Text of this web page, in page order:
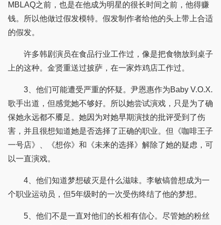
MBLAQ之前，也是在他成为明星的很长时间之前，他得赚
钱。所以他做过假发模特。假发制作者给他的头上带上合适
的假发。
许多韩剧演员在食品行业工作过，像是把食物放到桌子
上的这种。金贤重送过披萨，在一家炸鸡店工作过。
3、他们可能遭受严重的怀疑。尹恩惠作为Baby V.O.X.
歌手出道，但感觉她不够好。所以她尝试演戏，只是为了确
保她永远都不餍足。她因为对她早期演技的批评受到了伤
害，并且很想知道她是否选择了正确的职业。但《咖啡王子
一号店》、《想你》和《未来的选择》解除了她的疑虑，可
以一直演戏。
4、他们知道梦想破灭是什么滋味。李敏镐曾想成为一
个职业运动员，但5年级时的一次受伤终结了他的梦想。
5、他们不是一直对他们的长相有信心。尽管她的粉丝